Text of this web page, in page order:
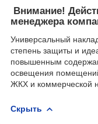
Внимание!
менеджера
Универсальный
степень защиты и
повышенным
освещения
ЖКХ и коммерческой
Скрыть